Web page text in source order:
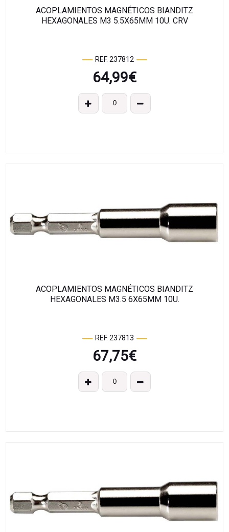
ACOPLAMIENTOS MAGNÉTICOS BIANDITZ
HEXAGONALES M3 5.5X65MM 10U. CRV
REF. 237812
64,99€
ACOPLAMIENTOS MAGNÉTICOS BIANDITZ
HEXAGONALES M3.5 6X65MM 10U.
REF. 237813
67,75€